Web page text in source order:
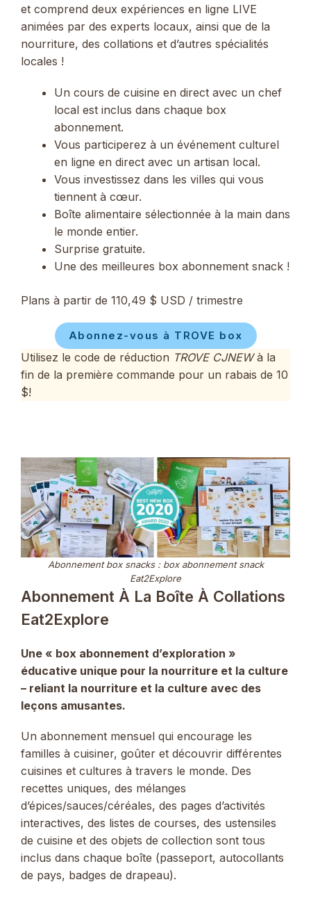
et comprend deux expériences en ligne LIVE
animées par des experts locaux, ainsi que de la
nourriture, des collations et d’autres spécialités
locales !
Un cours de cuisine en direct avec un chef
local est inclus dans chaque box
abonnement.
Vous participerez à un événement culturel
en ligne en direct avec un artisan local.
Vous investissez dans les villes qui vous
tiennent à cœur.
Boîte alimentaire sélectionnée à la main dans
le monde entier.
Surprise gratuite.
Une des meilleures box abonnement snack !
Plans à partir de 110,49 $ USD / trimestre
Abonnez-vous à TROVE box
Utilisez le code de réduction TROVE CJNEWà la
fin de la première commande pour un rabais de 10
$!
Abonnement box snacks : box abonnement snack
Eat2Explore
Abonnement À La Boîte À Collations
Eat2Explore
Une « box abonnement d’exploration »
éducative unique pour la nourriture et la culture
– reliant la nourriture et la culture avec des
leçons amusantes.
Un abonnement mensuel qui encourage les
familles à cuisiner, goûter et découvrir différentes
cuisines et cultures à travers le monde. Des
recettes uniques, des mélanges
d’épices/sauces/céréales, des pages d’activités
interactives, des listes de courses, des ustensiles
de cuisine et des objets de collection sont tous
inclus dans chaque boîte (passeport, autocollants
de pays, badges de drapeau).